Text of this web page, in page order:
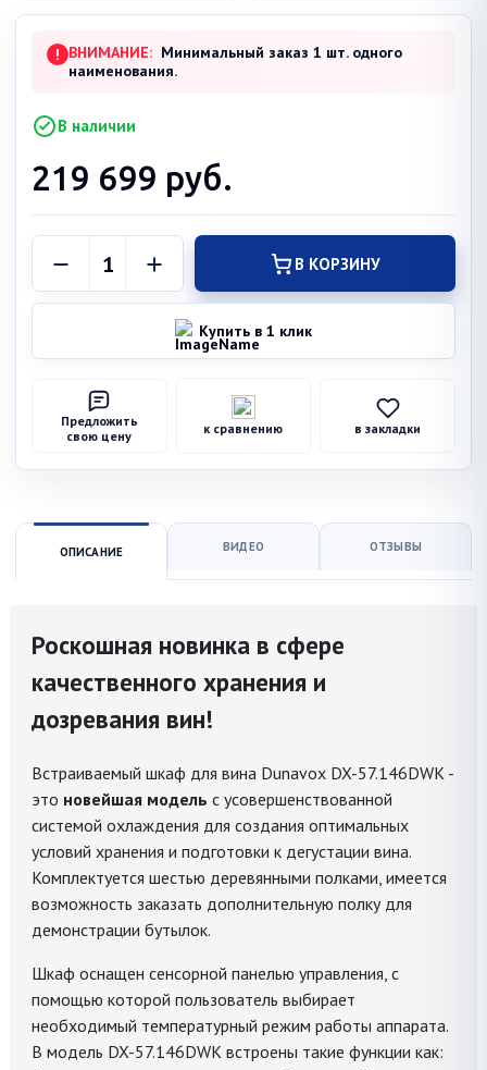
! ВНИМАНИЕ: Минимальный заказ 1 шт. одного
наименования.
В наличии
219 699 руб.
В КОРЗИНУ
Купить в 1 клик
Предложить
свою цену
к сравнению в закладки
ОПИСАНИЕ ВИДЕО ОТЗЫВЫ
Роскошная новинка в сфере
качественного хранения и
дозревания вин!
Встраиваемый шкаф для вина Dunavox DX-57.146DWK -
это новейшая модель с усовершенствованной
системой охлаждения для создания оптимальных
условий хранения и подготовки к дегустации вина.
Комплектуется шестью деревянными полками, имеется
возможность заказать дополнительную полку для
демонстрации бутылок.
Шкаф оснащен сенсорной панелью управления, с
помощью которой пользователь выбирает
необходимый температурный режим работы аппарата.
В модель DX-57.146DWK встроены такие функции как: